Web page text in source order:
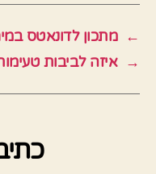
← מתכון לדונאטס
→ איזה לביבות